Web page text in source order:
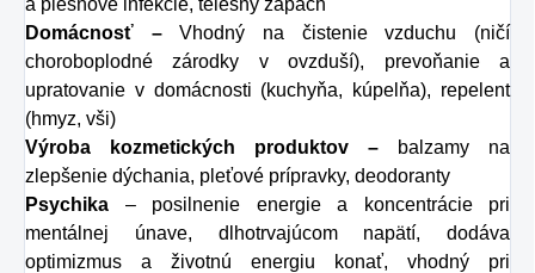
Domácnosť –Vhodný na čistenie vzduchu (ničí
choroboplodné zárodky v ovzduší), prevoňanie a
upratovanie v domácnosti (kuchyňa, kúpelňa), repelent
(hmyz, vši)
Výroba kozmetických produktov –
balzamy na
zlepšenie dýchania, pleťové prípravky, deodoranty
Psychika – posilnenie energie a koncentrácie pri
mentálnej únave, dlhotrvajúcom napätí, dodáva
optimizmus a životnú energiu konať, vhodný pri